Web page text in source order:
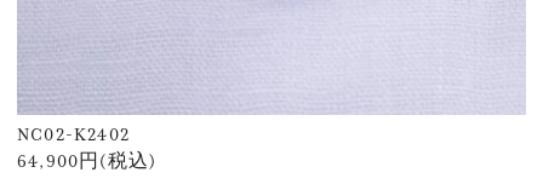
NC02-K2402
64,900円(税込)